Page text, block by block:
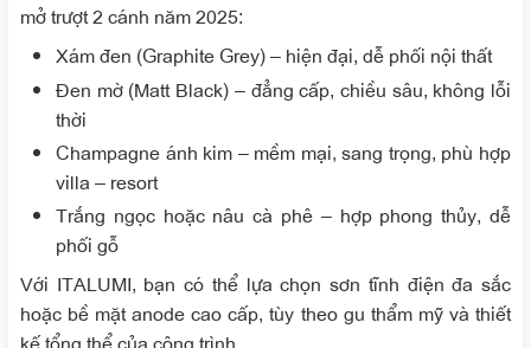
mở trượt 2 cánh năm 2025:
Xám đen (Graphite Grey) – hiện đại, dễ phối nội thất
Đen mờ (Matt Black) – đẳng cấp, chiều sâu, không lỗi
thời
Champagne ánh kim – mềm mại, sang trọng, phù hợp
villa – resort
Trắng ngọc hoặc nâu cà phê – hợp phong thủy, dễ
phối gỗ
Với ITALUMI, bạn có thể lựa chọn sơn tĩnh điện đa sắc
hoặc bề mặt anode cao cấp, tùy theo gu thẩm mỹ và thiết
kế tổng thể của công trình.